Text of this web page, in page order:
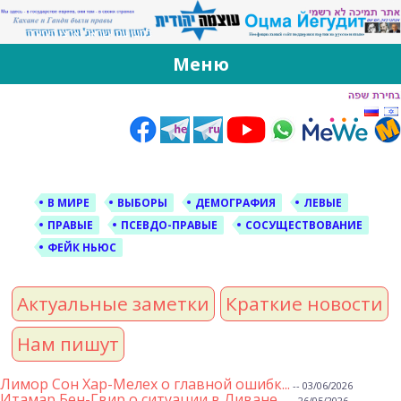
За Оцма Йегудит
עוצמה יהודית ברוסית ובעברית
Меню
В МИРЕ ВЫБОРЫ ДЕМОГРАФИЯ
ЛЕВЫЕ
ПРАВЫЕ
ПСЕВДО-ПРАВЫЕ
СОСУЩЕСТВОВАНИЕ
ФЕЙК НЬЮС
Актуальные заметки
Краткие новости
Нам пишут
Лимор Сон Хар-Мелех о главной ошибк... -- 03/06/2026